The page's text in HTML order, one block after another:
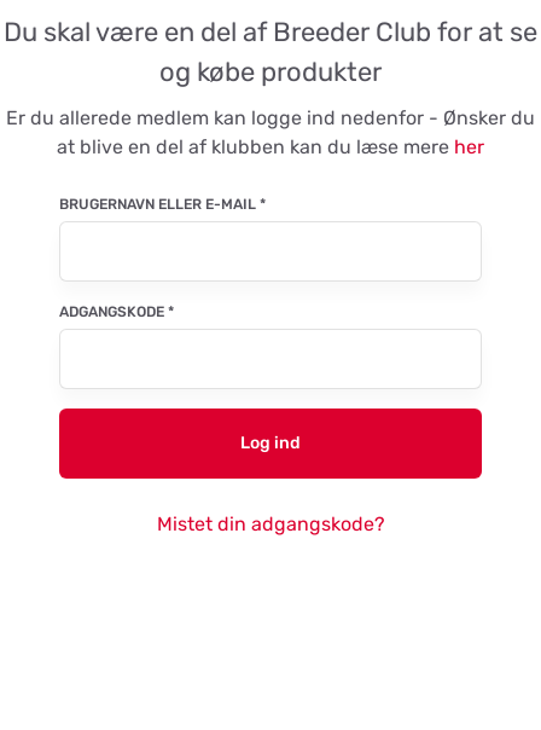
Du skal være en del af Breeder Club for at se
og købe produkter
Er du allerede medlem kan logge ind nedenfor - Ønsker du
at blive en del af klubben kan du læse mere her
BRUGERNAVN ELLER E-MAIL *
ADGANGSKODE *
Log ind
Mistet din adgangskode?